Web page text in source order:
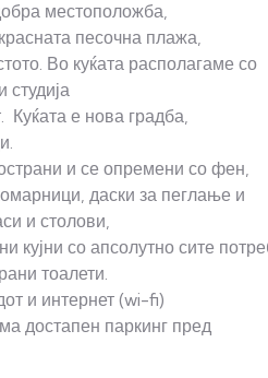
местоположба,
песочна плажа,
Во куќата располагаме со
студија
Куќата е нова градба,
и се опремени со фен,
даски за пеглање и
и столови,
кујни со апсолутно сите
тоалети.
и интернет (wi-fi)
достапен паркинг пред